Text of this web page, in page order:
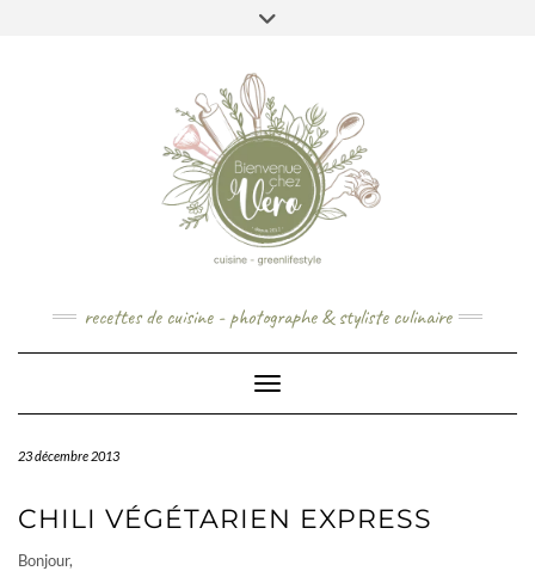
recettes de cuisine - photographe & styliste culinaire
Toggle Navigation
23 décembre 2013
CHILI VÉGÉTARIEN EXPRESS
Bonjour,